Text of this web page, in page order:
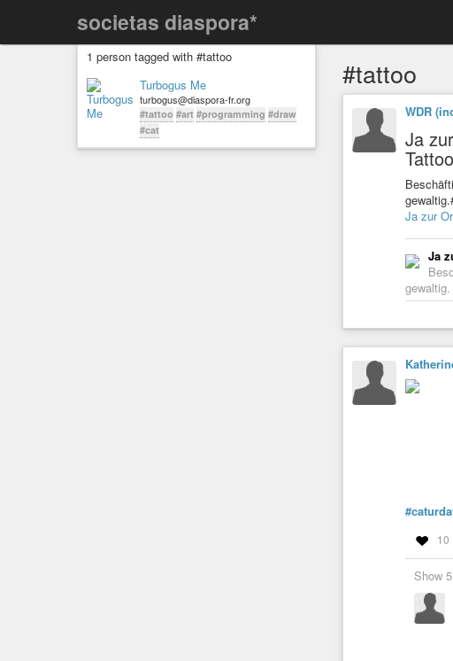
societas diaspora*
1 person tagged with #tattoo
Turbogus Me
turbogus@diaspora-fr.org
#tattoo #art #programming #draw
#cat
#tattoo
WDR
Ja
Tattoo
Ja zur
Ja
gewaltig.
10
Show